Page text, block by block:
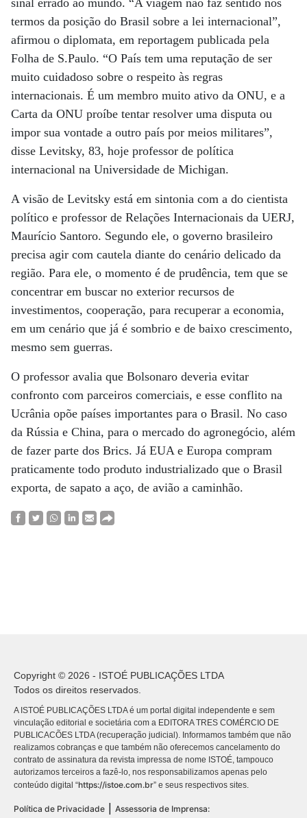
termos da posição do Brasil sobre a lei internacional”,
afirmou o diplomata, em reportagem publicada pela
Folha de S.Paulo. “O País tem uma reputação de ser
muito cuidadoso sobre o respeito às regras
internacionais. É um membro muito ativo da ONU, e a
Carta da ONU proíbe tentar resolver uma disputa ou
impor sua vontade a outro país por meios militares”,
disse Levitsky, 83, hoje professor de política
internacional na Universidade de Michigan.
A visão de Levitsky está em sintonia com a do cientista
político e professor de Relações Internacionais da UERJ,
Maurício Santoro. Segundo ele, o governo brasileiro
precisa agir com cautela diante do cenário delicado da
região. Para ele, o momento é de prudência, tem que se
concentrar em buscar no exterior recursos de
investimentos, cooperação, para recuperar a economia,
em um cenário que já é sombrio e de baixo crescimento,
mesmo sem guerras.
O professor avalia que Bolsonaro deveria evitar
confronto com parceiros comerciais, e esse conflito na
Ucrânia opõe países importantes para o Brasil. No caso
da Rússia e China, para o mercado do agronegócio, além
de fazer parte dos Brics. Já EUA e Europa compram
praticamente todo produto industrializado que o Brasil
exporta, de sapato a aço, de avião a caminhão.
Copyright © 2026 - ISTOÉ PUBLICAÇÕES LTDA
Todos os direitos reservados.
A ISTOÉ PUBLICAÇÕES LTDA é um portal digital independente e sem
vinculação editorial e societária com a EDITORA TRES COMÉRCIO DE
PUBLICACÕES LTDA (recuperação judicial). Informamos também que não
realizamos cobranças e que também não oferecemos cancelamento do
contrato de assinatura da revista impressa de nome ISTOÉ, tampouco
autorizamos terceiros a fazê-lo, nos responsabilizamos apenas pelo
conteúdo digital “https://istoe.com.br” e seus respectivos sites.
Política de Privacidade | Assessoria de Imprensa: